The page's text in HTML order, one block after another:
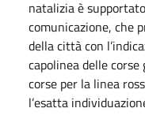
natalizia è
comunicazione, che
della città con
capolinea delle
corse per la linea
l’esatta